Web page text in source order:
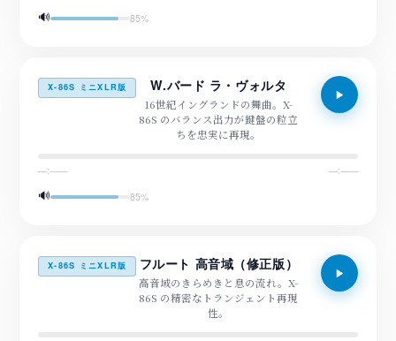
🔊 85%
X-86S ミニXLR版 W.バード ラ・ヴォルタ
16世紀イングランドの舞曲。X-
86S のバランス出力が鍵盤の粒立
ちを忠実に再現。
—:—— —:——
🔊 85%
X-86S ミニXLR版 フルート 高音域（修正版）
高音域のきらめきと息の流れ。X-
86S の精密なトランジェント再現
性。